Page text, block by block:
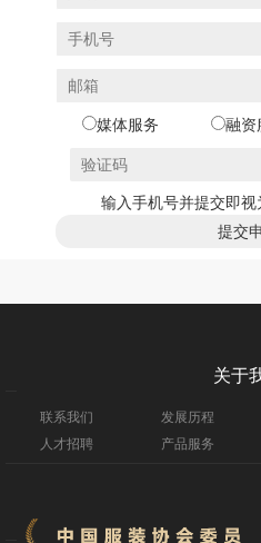
媒体服务 融资
输入手机号并提交即
关于
联系我们 发展历程
人才招聘
产品服务